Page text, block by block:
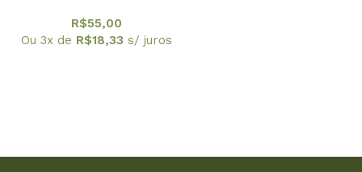
Ciência no Ensino: um
R$55,00
Ou 3x de R$18,33 s/ juros